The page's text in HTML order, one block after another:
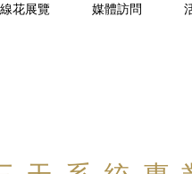
花展覽 媒體訪問